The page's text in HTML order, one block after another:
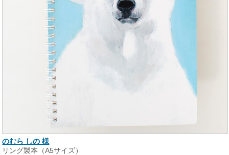
のむら しの 様
リング製本（A5サイズ）